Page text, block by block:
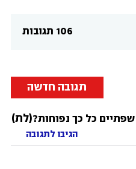
106 תגובות
תגובה חדשה
כל כך נפוחות?(לת)
הגיבו לתגובה